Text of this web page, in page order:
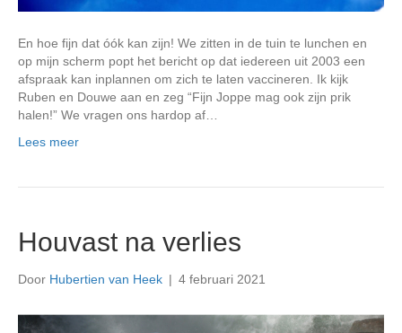
En hoe fijn dat óók kan zijn! We zitten in de tuin te lunchen en
op mijn scherm popt het bericht op dat iedereen uit 2003 een
afspraak kan inplannen om zich te laten vaccineren. Ik kijk
Ruben en Douwe aan en zeg “Fijn Joppe mag ook zijn prik
halen!” We vragen ons hardop af…
Lees meer
Houvast na verlies
Door Hubertien van Heek | 4 februari 2021